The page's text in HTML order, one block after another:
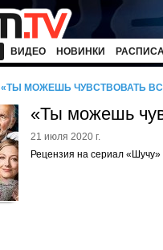
ВИДЕО НОВИНКИ
«ТЫ МОЖЕШЬ ЧУВСТВОВАТЬ
«Ты можешь
21 июля 2020 г.
Рецензия на сериал «Шучу»